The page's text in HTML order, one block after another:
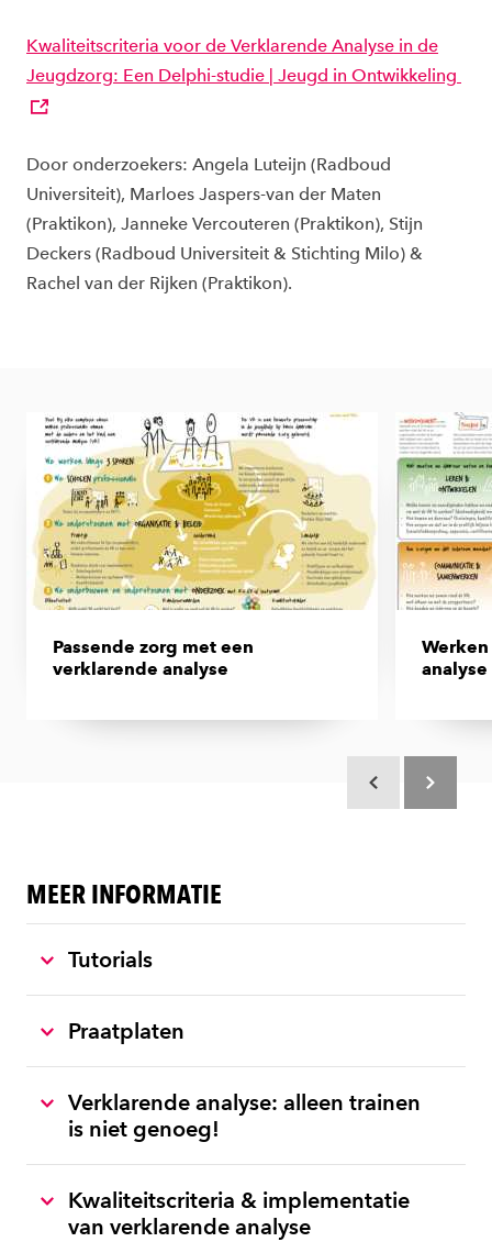
Kwaliteitscriteria voor de Verklarende Analyse in de
Jeugdzorg: Een Delphi-studie | Jeugd in Ontwikkeling
Door onderzoekers: Angela Luteijn (Radboud
Universiteit), Marloes Jaspers-van der Maten
(Praktikon), Janneke Vercouteren (Praktikon), Stijn
Deckers (Radboud Universiteit & Stichting Milo) &
Rachel van der Rijken (Praktikon).
Passende zorg met een
verklarende analyse
MEER INFORMATIE
Tutorials
Praatplaten
Verklarende analyse: alleen trainen
is niet genoeg!
Kwaliteitscriteria & implementatie
van verklarende analyse